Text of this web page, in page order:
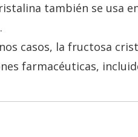
también se usa
casos, la fructosa
farmacéuticas,